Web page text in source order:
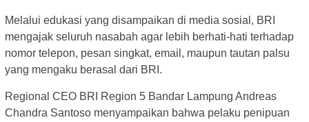
Melalui edukasi yang disampaikan di media sosial, BRI
mengajak seluruh nasabah agar lebih berhati-hati terhadap
nomor telepon, pesan singkat, email, maupun tautan palsu
yang mengaku berasal dari BRI.
Regional CEO BRI Region 5 Bandar Lampung Andreas
Chandra Santoso menyampaikan bahwa pelaku penipuan